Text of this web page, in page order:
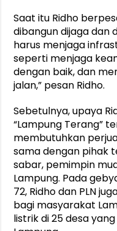
Saat itu Ridho
dibangun dijaga dan
harus menjaga
seperti menjaga
dengan baik, dan
jalan,” pesan Ridho.
Sebetulnya, upaya
“Lampung Terang”
membutuhkan
sama dengan pihak
sabar, pemimpin
Lampung. Pada
72, Ridho dan PLN
bagi masyarakat
listrik di 25 desa